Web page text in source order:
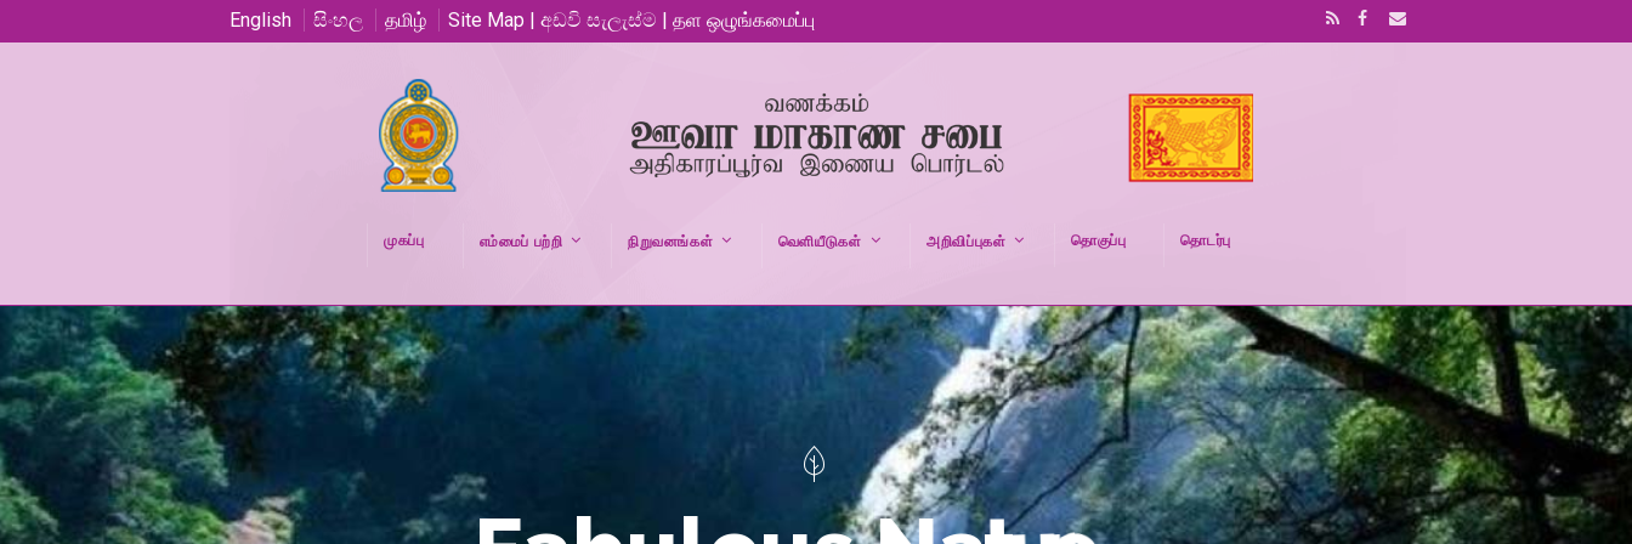
English සිංහල தமிழ் Site Map | අඩවි සැලැස්ම | தள ஒழுங்கமைப்பு
முகப்பு எம்மைப் பற்றி நிறுவனங்கள் வெளியீடுகள் அறிவிப்புகள் தொகுப்பு தொடர்பு